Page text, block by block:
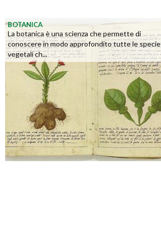
BOTANICA
La botanica è una scienza che permette di
conoscere in modo approfondito tutte le specie
vegetali ch...